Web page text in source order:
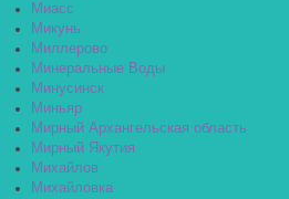
Миасс
Микунь
Миллерово
Минеральные Воды
Минусинск
Миньяр
Мирный Архангельская область
Мирный Якутия
Михайлов
Михайловка